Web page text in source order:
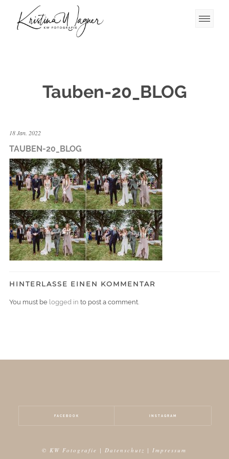
Tauben-20_BLOG
18 Jan. 2022
TAUBEN-20_BLOG
HINTERLASSE EINEN KOMMENTAR
You must be logged in to post a comment.
FACEBOOK INSTAGRAM
© KW Fotografie |Datenschutz |Impressum